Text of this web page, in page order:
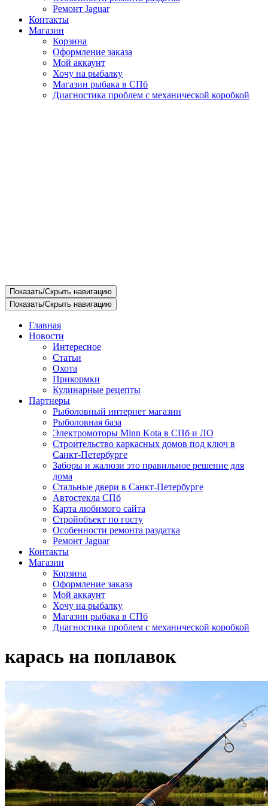
Ремонт Jaguar
Контакты
Магазин
Корзина
Оформление заказа
Мой аккаунт
Хочу на рыбалку
Магазин рыбака в СПб
Диагностика проблем с механической коробкой
Показать/Скрыть навигацию
Показать/Скрыть навигацию
Главная
Новости
Интересное
Статьи
Охота
Прикормки
Кулинарные рецепты
Партнеры
Рыболовный интернет магазин
Рыболовная база
Электромоторы Minn Kota в СПб и ЛО
Строительство каркасных домов под ключ в
Санкт-Петербурге
Заборы и жалюзи это правильное решение для
дома
Стальные двери в Санкт-Петербурге
Автостекла СПб
Карта любимого сайта
Стройобъект по госту
Особенности ремонта раздатка
Ремонт Jaguar
Контакты
Магазин
Корзина
Оформление заказа
Мой аккаунт
Хочу на рыбалку
Магазин рыбака в СПб
Диагностика проблем с механической коробкой
карась на поплавок